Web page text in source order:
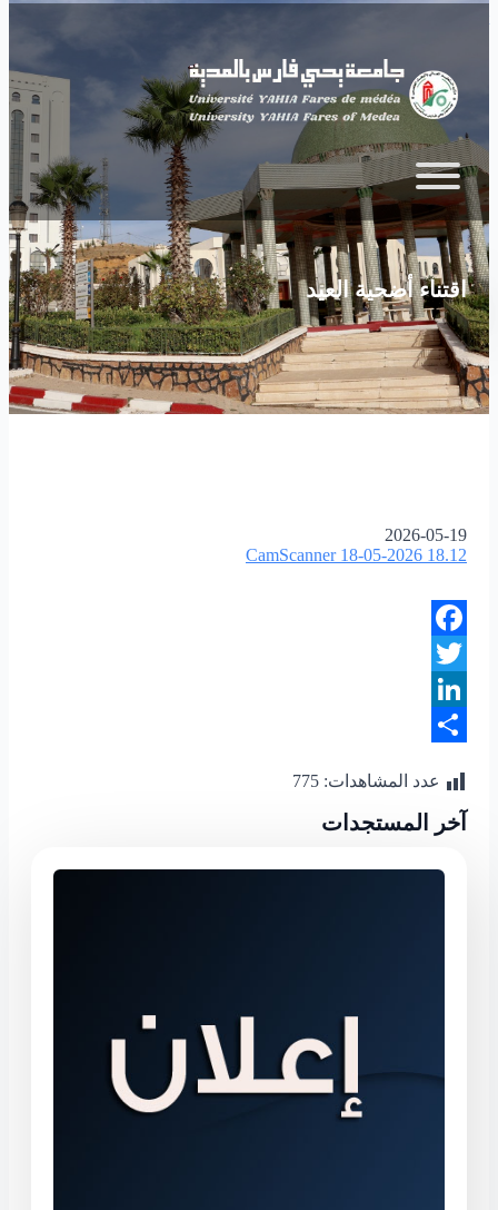
اقتناء أضحية العيد
2026-05-19
CamScanner 18-05-2026 18.12
Facebook
Twitter
LinkedIn
عدد المشاهدات: 775
آخر المستجدات